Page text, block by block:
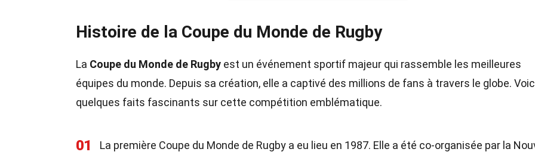
Histoire de la Coupe du Monde de Rugby
La Coupe du Monde de Rugby est un événement sportif majeur qui rassemble les meilleures
équipes du monde. Depuis sa création, elle a captivé des millions de fans à travers le globe.
quelques faits fascinants sur cette compétition emblématique.
01
La première Coupe du Monde de Rugby a eu lieu en 1987. Elle a été co-organisée par la